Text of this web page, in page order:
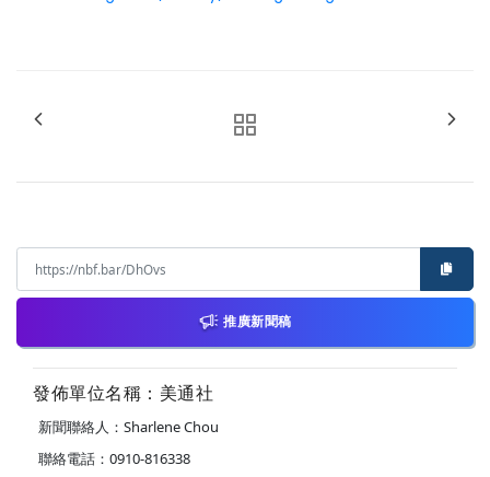
推廣新聞稿
發佈單位名稱：美通社
新聞聯絡人：Sharlene Chou
聯絡電話：0910-816338